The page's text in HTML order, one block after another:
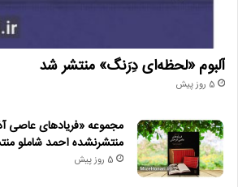
آلبوم «لحظه‌ای دِرَنگ» منتشر شد
5 روز پیش
مجموعه «فریادهای عاصی
منتشرنشده احمد شاملو
5 روز پیش